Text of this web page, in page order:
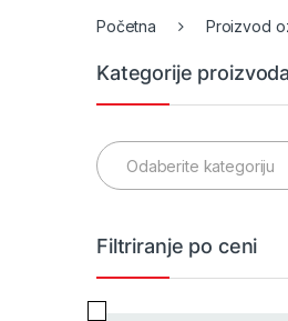
Početna Proizvod
Kategorije proizvoda
Odaberite kategoriju
Filtriranje po ceni